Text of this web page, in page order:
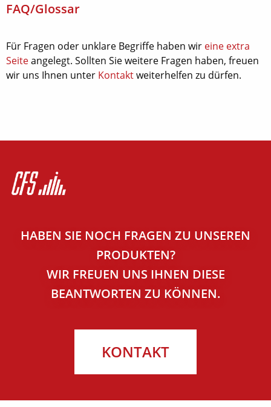
FAQ/Glossar
Für Fragen oder unklare Begriffe haben wir eine extra
Seiteangelegt. Sollten Sie weitere Fragen haben, freuen
wir uns Ihnen unter Kontaktweiterhelfen zu dürfen.
HABEN SIE NOCH FRAGEN ZU UNSEREN
PRODUKTEN?
WIR FREUEN UNS IHNEN DIESE
BEANTWORTEN ZU KÖNNEN.
KONTAKT